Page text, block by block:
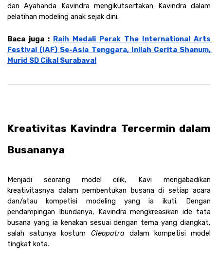
dan Ayahanda Kavindra mengikutsertakan Kavindra dalam
pelatihan modeling anak sejak dini.
Baca juga : Raih Medali Perak The International Arts
Festival (IAF) Se-Asia Tenggara, Inilah Cerita Shanum,
Murid SD Cikal Surabaya!
Kreativitas Kavindra Tercermin dalam
Busananya
Menjadi seorang model cilik, Kavi mengabadikan
kreativitasnya dalam pembentukan busana di setiap acara
dan/atau kompetisi modeling yang ia ikuti. Dengan
pendampingan Ibundanya, Kavindra mengkreasikan ide tata
busana yang ia kenakan sesuai dengan tema yang diangkat,
salah satunya kostum Cleopatra dalam kompetisi model
tingkat kota.